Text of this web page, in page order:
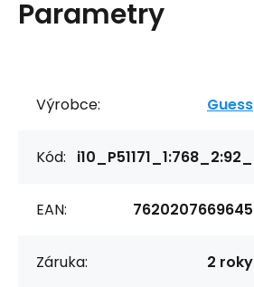
Parametry
Výrobce: Guess
Kód: i10_P51171_1:768_2:92_
EAN: 7620207669645
Záruka: 2 roky